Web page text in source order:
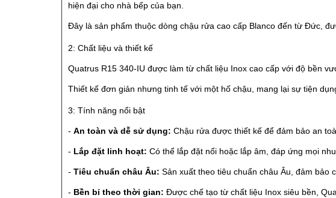
hiện đại cho nhà bếp của bạn.
Đây là sản phẩm thuộc dòng chậu rửa cao cấp Blanco đến từ Đức,
2: Chất liệu và thiết kế
Quatrus R15 340-IU được làm từ chất liệu Inox cao cấp với độ bền
Thiết kế đơn giản nhưng tinh tế với một hố chậu, mang lại sự tiện
3: Tính năng nổi bật
- An toàn và dễ sử dụng: Chậu rửa được thiết kế để đảm bảo an
- Lắp đặt linh hoạt: Có thể lắp đặt nổi hoặc lắp âm, đáp ứng mọi
- Tiêu chuẩn châu Âu: Sản xuất theo tiêu chuẩn châu Âu, đảm bảo
- Bền bỉ theo thời gian: Được chế tạo từ chất liệu Inox siêu bền,